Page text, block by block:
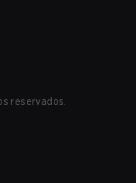
reservados.